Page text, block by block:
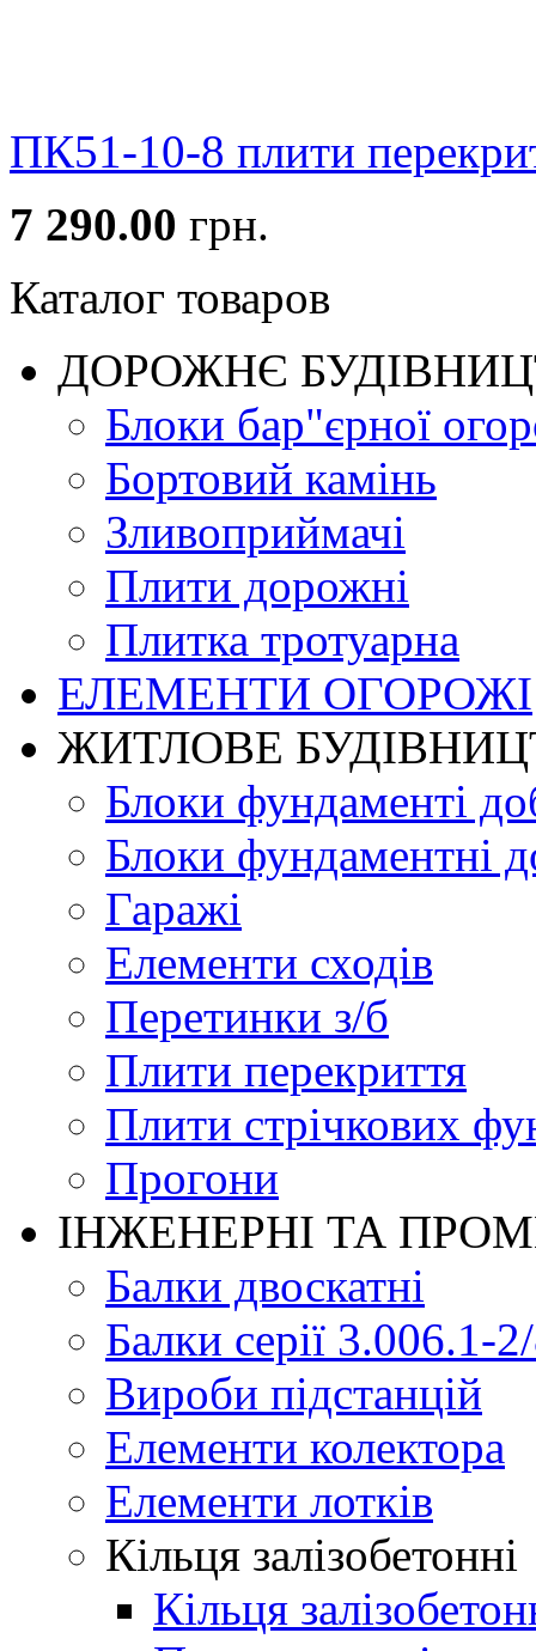
ПК51-10-8 плити
7 290.00 грн.
Каталог товаров
ДОРОЖНЄ
Блоки бар"єрної
Бортовий камінь
Зливоприймачі
Плити дорожні
Плитка тротуарна
ЕЛЕМЕНТИ ОГОРОЖІ
ЖИТЛОВЕ
Блоки фундаменті
Блоки фундаментні
Гаражі
Елементи сходів
Перетинки з/б
Плити перекриття
Плити стрічкових
Прогони
ІНЖЕНЕРНІ ТА
Балки двоскатні
Балки серії 3.006.1-
Вироби підстанцій
Елементи колектора
Елементи лотків
Кільця залізобетонні
Кільця